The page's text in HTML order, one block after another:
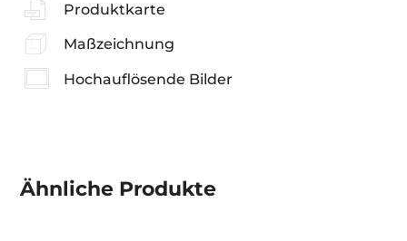
Produktkarte
Maßzeichnung
Hochauflösende Bilder
Ähnliche Produkte